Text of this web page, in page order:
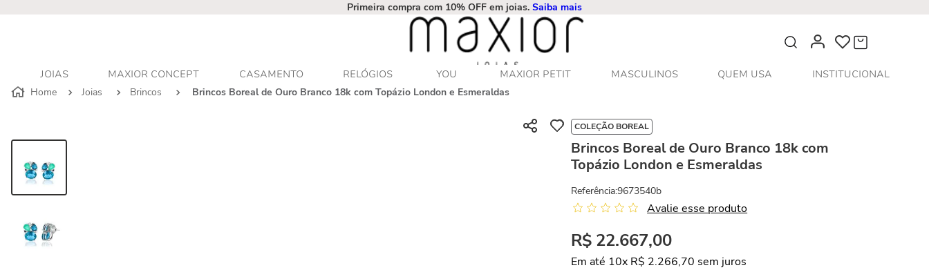
Primeira compra com 10% OFF em joias. Saiba mais
O que você procura?
JOIAS MAXIOR CONCEPT CASAMENTO RELÓGIOS YOU MAXIOR PETIT MASCULINOS QUEM USA
INSTITUCIONAL
Joias
Brincos Brincos Boreal de Ouro Branco 18k com Topázio London e Esmeraldas
COLEÇÃO BOREAL
Brincos Boreal de Ouro Branco 18k com
Topázio London e Esmeraldas
Referência:9673540b
Avalie esse produto
R$ 22.667,00
Em até 10x R$ 2.266,70 sem juros